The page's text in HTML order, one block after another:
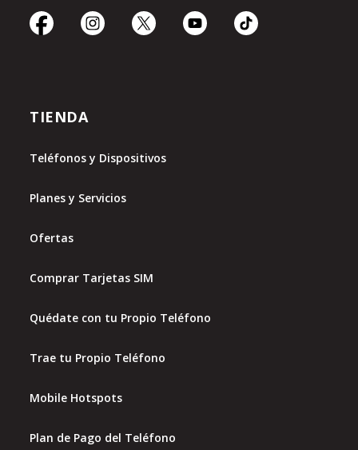
TIENDA
Teléfonos y Dispositivos
Planes y Servicios
Ofertas
Comprar Tarjetas SIM
Quédate con tu Propio Teléfono
Trae tu Propio Teléfono
Mobile Hotspots
Plan de Pago del Teléfono